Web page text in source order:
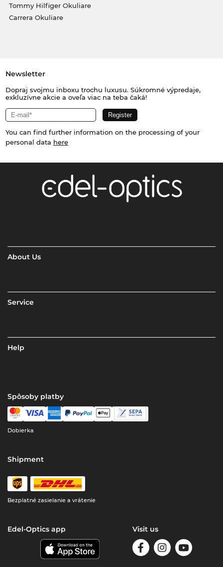
Tommy Hilfiger Okuliare
Carrera Okuliare
Newsletter
Dopraj svojmu inboxu trochu luxusu. Súkromné výpredaje,
exkluzívne akcie a oveľa viac na teba čaká!
You can find further information on the processing of your
personal data here
About Us
Service
Help
Spôsoby platby
Dobierka
Shipment
Bezplatné zasielanie a vrátenie
Edel-Optics app Visit us